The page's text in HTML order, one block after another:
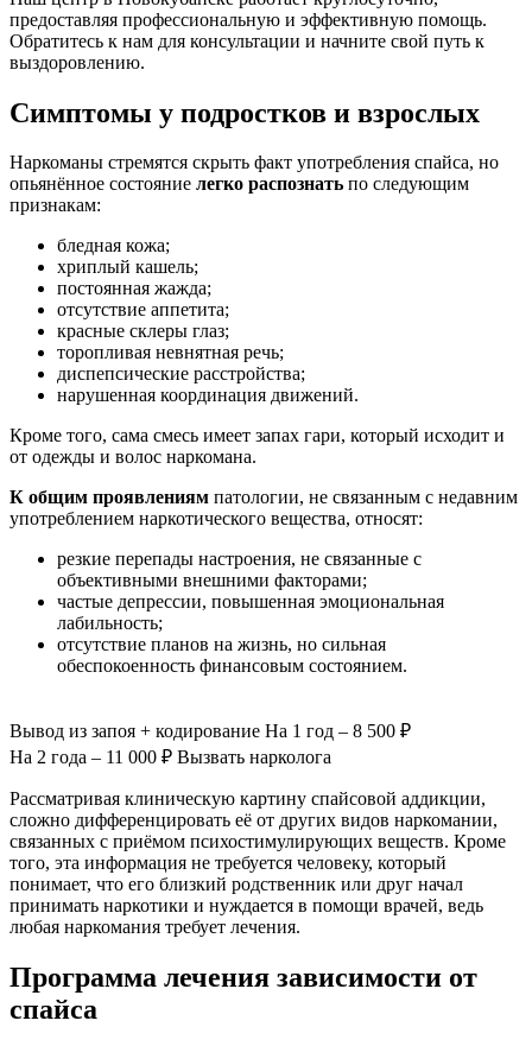
предоставляя профессиональную и эффективную помощь.
Обратитесь к нам для консультации и начните свой путь к
выздоровлению.
Симптомы у подростков и взрослых
Наркоманы стремятся скрыть факт употребления спайса, но
опьянённое состояние легко распознать по следующим
признакам:
бледная кожа;
хриплый кашель;
постоянная жажда;
отсутствие аппетита;
красные склеры глаз;
торопливая невнятная речь;
диспепсические расстройства;
нарушенная координация движений.
Кроме того, сама смесь имеет запах гари, который исходит и
от одежды и волос наркомана.
К общим проявлениям патологии, не связанным с недавним
употреблением наркотического вещества, относят:
резкие перепады настроения, не связанные с
объективными внешними факторами;
частые депрессии, повышенная эмоциональная
лабильность;
отсутствие планов на жизнь, но сильная
обеспокоенность финансовым состоянием.
Вывод из запоя + кодирование На 1 год – 8 500 ₽
На 2 года – 11 000 ₽ Вызвать нарколога
Рассматривая клиническую картину спайсовой аддикции,
сложно дифференцировать её от других видов наркомании,
связанных с приёмом психостимулирующих веществ. Кроме
того, эта информация не требуется человеку, который
понимает, что его близкий родственник или друг начал
принимать наркотики и нуждается в помощи врачей, ведь
любая наркомания требует лечения.
Программа лечения зависимости от
спайса